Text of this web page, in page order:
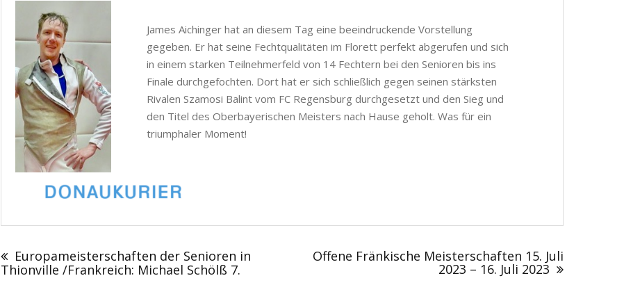
James Aichinger hat an diesem Tag eine beeindruckende Vorstellung
gegeben. Er hat seine Fechtqualitäten im Florett perfekt abgerufen und sich
in einem starken Teilnehmerfeld von 14 Fechtern bei den Senioren bis ins
Finale durchgefochten. Dort hat er sich schließlich gegen seinen stärksten
Rivalen Szamosi Balint vom FC Regensburg durchgesetzt und den Sieg und
den Titel des Oberbayerischen Meisters nach Hause geholt. Was für ein
triumphaler Moment!
Beitragsnavigation
Europameisterschaften der Senioren in
Thionville /Frankreich: Michael Schölß 7.
Offene Fränkische Meisterschaften 15. Juli
2023 – 16. Juli 2023